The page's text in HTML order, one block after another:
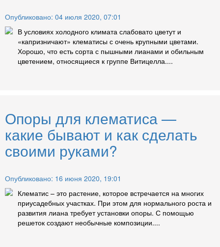
Опубликовано: 04 июля 2020, 07:01
В условиях холодного климата слабовато цветут и
«капризничают» клематисы с очень крупными цветами.
Хорошо, что есть сорта с пышными лианами и обильным
цветением, относящиеся к группе Витицелла....
Опоры для клематиса —
какие бывают и как сделать
своими руками?
Опубликовано: 16 июня 2020, 19:01
Клематис – это растение, которое встречается на многих
приусадебных участках. При этом для нормального роста и
развития лиана требует установки опоры. С помощью
решеток создают необычные композиции....